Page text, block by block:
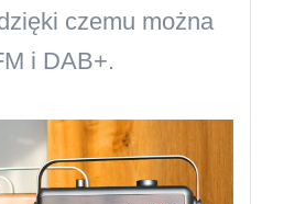
czemu można
i DAB+.